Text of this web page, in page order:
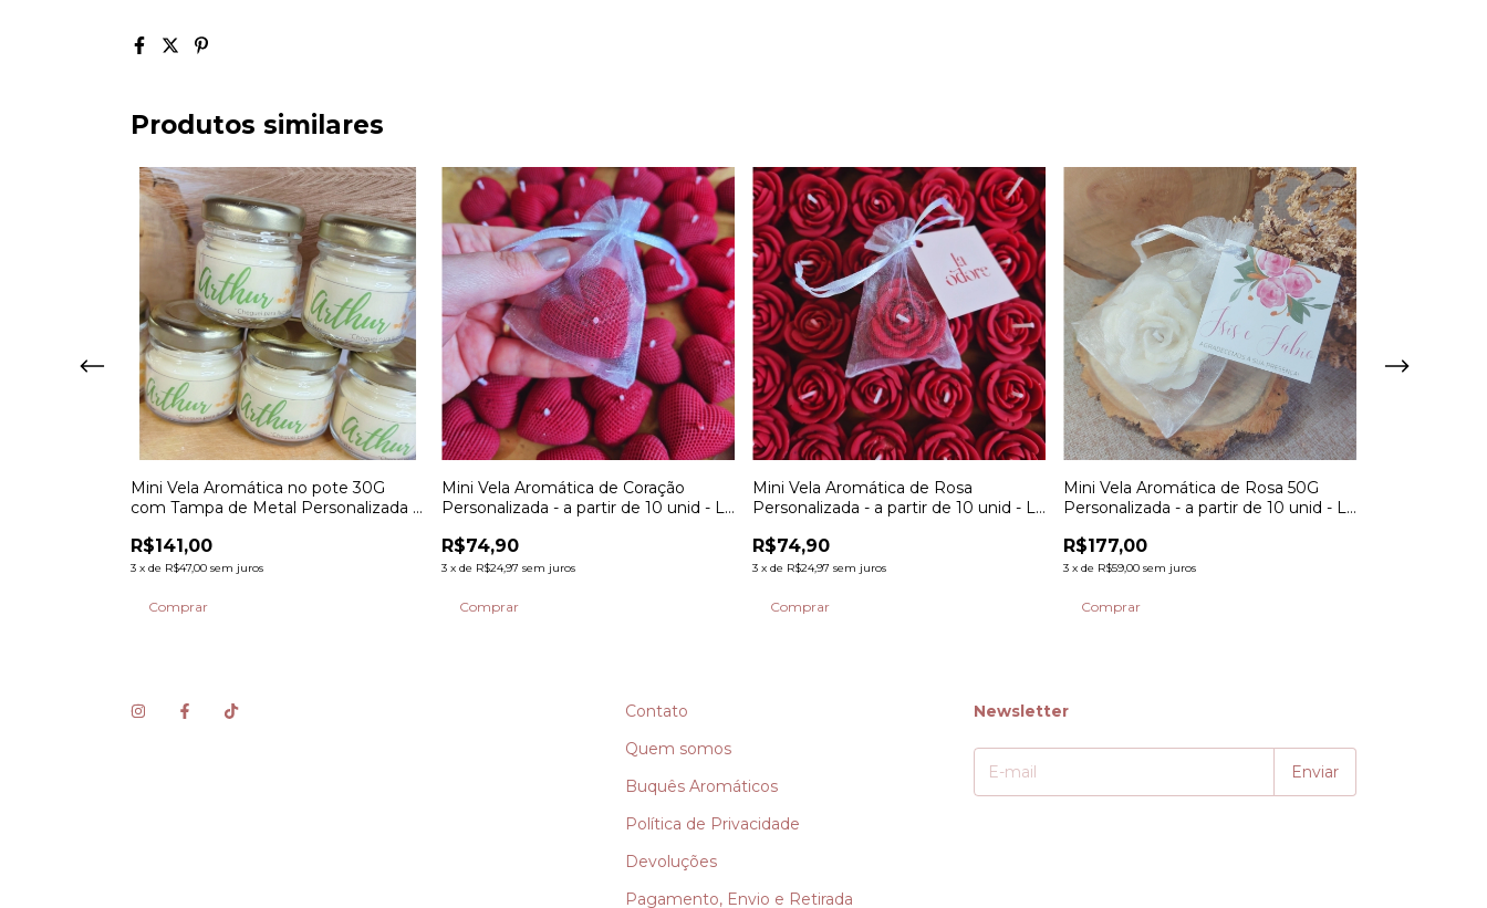
Produtos similares
Mini Vela Aromática no pote 30G
com Tampa de Metal Personalizada -
R$141,00
3 x de R$47,00 sem juros
Comprar
Mini Vela Aromática de Coração
Personalizada - a partir de 10 unid - La
R$74,90
3 x de R$24,97 sem juros
Comprar
Mini Vela Aromática de Rosa
Personalizada - a partir de 10 unid - La
R$74,90
3 x de R$24,97 sem juros
Comprar
Mini Vela Aromática de Rosa 50G
Personalizada - a partir de 10 unid - La
R$177,00
3 x de R$59,00 sem juros
Comprar
Contato
Quem somos
Buquês Aromáticos
Política de Privacidade
Devoluções
Pagamento, Envio e Retirada
Newsletter